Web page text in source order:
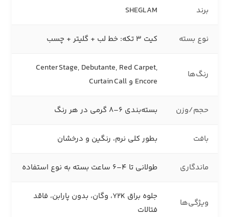
برند SHEGLAM
نوع بسته کیت ۳ تکه: خط لب + گلیتر + چسب
رنگ‌ها
Center Stage, Debutante, Red Carpet,
Encore و Curtain Call
حجم/وزن بسته‌بندی 6–8 گرمی در هر رنگ
بافت بطور کلی نرم، رنگین و درخشان
ماندگاری طولانی تا ۴–۶ ساعت بسته به نوع استفاده
ویژگی‌ها
جلوه براق Y2K، وگان، بدون پارابن، فاقد
فتالات